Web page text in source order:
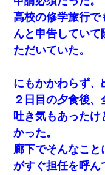
高校の修学旅行で
んと申告してい
ただいていた。
にもかかわらず、
２日目の夕食後、
吐き気もあった
かった。
廊下でそんなこ
がすぐ担任を呼